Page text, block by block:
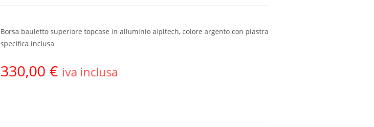
Borsa bauletto superiore topcase in alluminio alpitech, colore argento con piastra
specifica inclusa
330,00 € iva inclusa